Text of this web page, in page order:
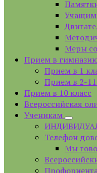
Меры
Прием в
Прием в 1
Прием в 2-
Прием в 10 класс
Всероссийская
Ученикам
Телефон
Мы